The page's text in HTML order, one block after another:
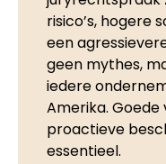
risico’s, hogere
een
geen mythes,
iedere
Amerika.
proactieve
essentieel.